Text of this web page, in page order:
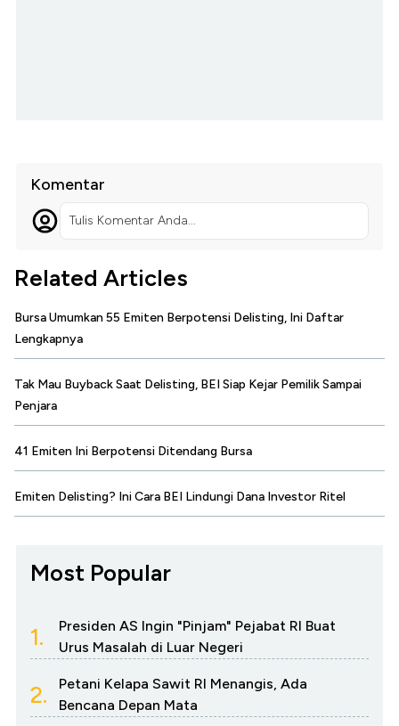
Komentar
Tulis Komentar Anda...
Related Articles
Bursa Umumkan 55 Emiten Berpotensi Delisting, Ini Daftar
Lengkapnya
Tak Mau Buyback Saat Delisting, BEI Siap Kejar Pemilik Sampai
Penjara
41 Emiten Ini Berpotensi Ditendang Bursa
Emiten Delisting? Ini Cara BEI Lindungi Dana Investor Ritel
Most Popular
1.
Presiden AS Ingin "Pinjam" Pejabat RI Buat
Urus Masalah di Luar Negeri
2.
Petani Kelapa Sawit RI Menangis, Ada
Bencana Depan Mata